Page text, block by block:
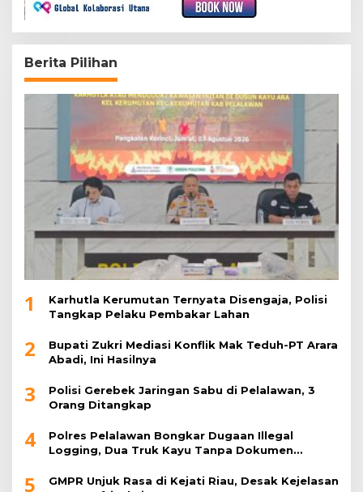
Berita Pilihan
1
Karhutla Kerumutan Ternyata Disengaja, Polisi
Tangkap Pelaku Pembakar Lahan
2
Bupati Zukri Mediasi Konflik Mak Teduh-PT Arara
Abadi, Ini Hasilnya
3
Polisi Gerebek Jaringan Sabu di Pelalawan, 3
Orang Ditangkap
4
Polres Pelalawan Bongkar Dugaan Illegal
Logging, Dua Truk Kayu Tanpa Dokumen
5
GMPR Unjuk Rasa di Kejati Riau, Desak Kejelasan